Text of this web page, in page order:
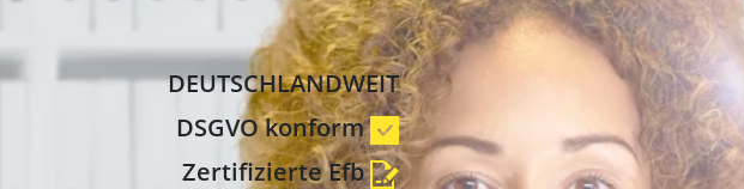
DEUTSCHLANDWEIT
DSGVO konform
Zertifizierte Efb